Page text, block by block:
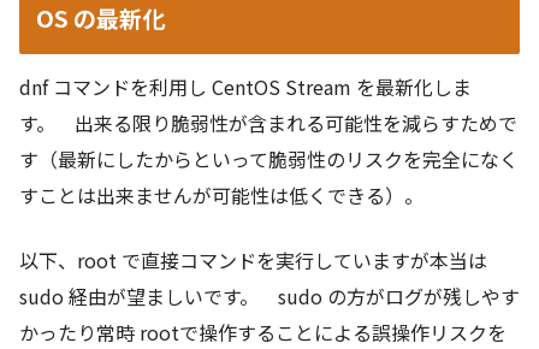
OS の最新化
dnf コマンドを利用し CentOS Stream を最新化しま
す。 出来る限り脆弱性が含まれる可能性を減らすためで
す（最新にしたからといって脆弱性のリスクを完全になく
すことは出来ませんが可能性は低くできる）。
以下、root で直接コマンドを実行していますが本当は
sudo 経由が望ましいです。 sudo の方がログが残しやす
かったり常時 rootで操作することによる誤操作リスクを